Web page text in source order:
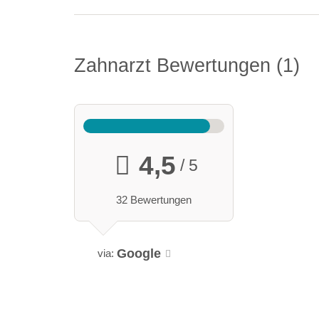
Zahnarzt Bewertungen 1
4,5 / 5
32 Bewertungen
via: Google